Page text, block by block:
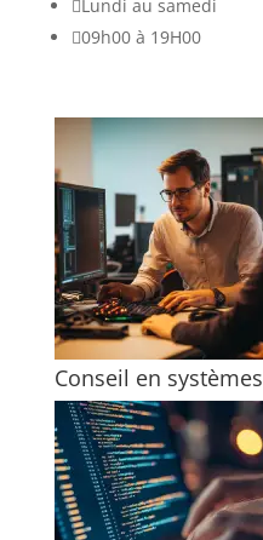
Lundi au samedi
09h00 à 19H00
Conseil en systèmes